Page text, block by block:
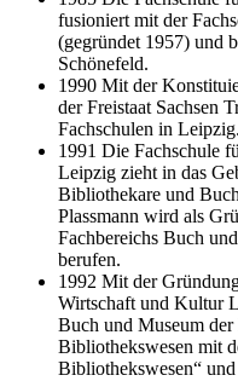
fusioniert mit der
(gegründet 1957) und
Schönefeld.
1990 Mit der
der Freistaat Sachsen
Fachschulen in Leipzig.
1991 Die Fachschule
Leipzig zieht in das
Bibliothekare und
Plassmann wird als
Fachbereichs Buch
berufen.
1992 Mit der
Wirtschaft und Kultur
Buch und Museum
Bibliothekswesen mit
Bibliothekswesen“